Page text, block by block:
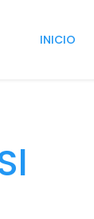
INICIO